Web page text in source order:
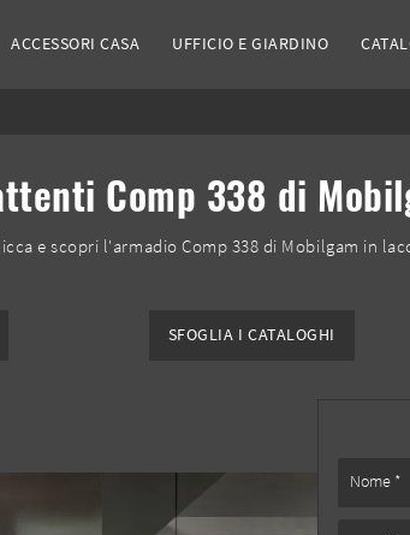
ACCESSORI CASA UFFICIO E GIARDINO
Comp 338 di
e scopri l'armadio Comp 338 di Mobilgam in
SFOGLIA I CATALOGHI